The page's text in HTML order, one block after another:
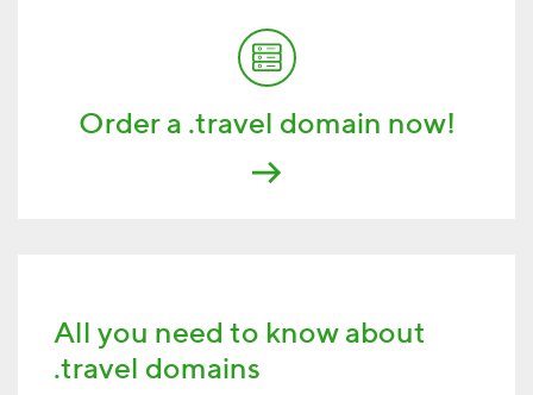
Order a .travel domain now!
All you need to know about
.travel domains